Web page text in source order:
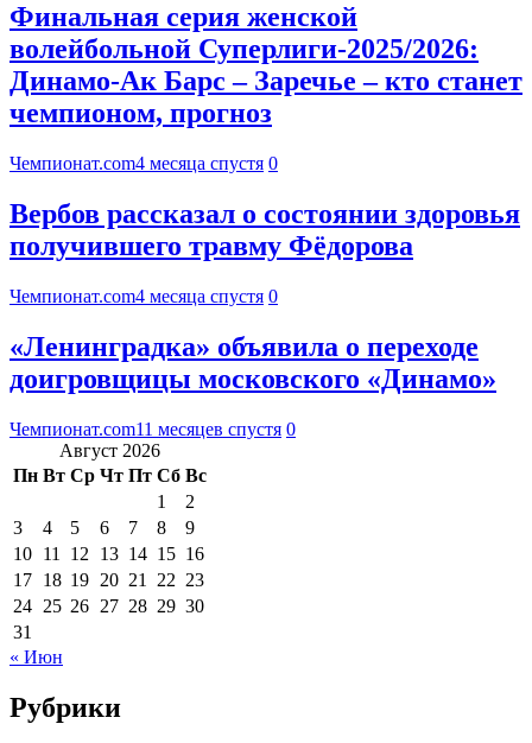
Финальная серия женской
волейбольной Суперлиги-2025/2026:
Динамо-Ак Барс – Заречье – кто станет
чемпионом, прогноз
Чемпионат.com4 месяца спустя 0
Вербов рассказал о состоянии здоровья
получившего травму Фёдорова
Чемпионат.com4 месяца спустя 0
«Ленинградка» объявила о переходе
доигровщицы московского «Динамо»
Чемпионат.com11 месяцев спустя 0
Август 2026
Пн Вт Ср Чт Пт Сб Вс
1
2
3
4 5 6 7 8
9
10 11 12 13 14 15 16
17 18 19 20 21 22 23
24 25 26 27 28 29 30
31
« Июн
Рубрики